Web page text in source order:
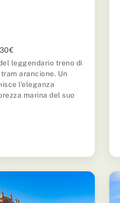
leggendario treno di
arancione. Un
l'eleganza
marina del suo